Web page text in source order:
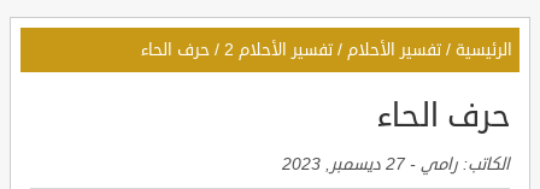
الرئيسية / تفسير الأحلام / تفسير الأحلام 2 / حرف الحاء
حرف الحاء
الكاتب: رامي - 27 ديسمبر, 2023